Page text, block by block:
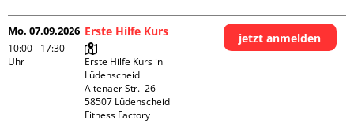
Mo. 07.09.2026
10:00 - 17:30
Uhr
Erste Hilfe Kurs
Erste Hilfe Kurs in
Lüdenscheid
Altenaer Str.  26
58507 Lüdenscheid
Fitness Factory
jetzt anmelden